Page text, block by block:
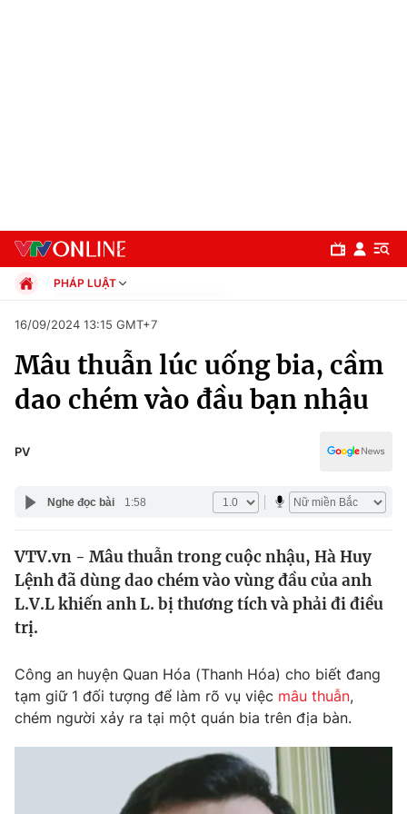
Chuyên mục
Chính trị
Y tế
Thế giới
Thế giới đó đây
Kinh tế
Tài chính
Thị trường
Góc doanh nghiệp
Dữ liệu và đời sống
PHÁP LUẬT
Xã hội
Pháp luật
Thể thao
Đời sống
Giáo dục
16/09/2024 13:15 GMT+7
Mâu thuẫn lúc uống bia, cầm
dao chém vào đầu bạn nhậu
PV
Nghe đọc bài 1:58
VTV.vn - Mâu thuẫn trong cuộc nhậu, Hà Huy
Lệnh đã dùng dao chém vào vùng đầu của anh
L.V.L khiến anh L. bị thương tích và phải đi điều
trị.
Công an huyện Quan Hóa (Thanh Hóa) cho biết đang
tạm giữ 1 đối tượng để làm rõ vụ việc mâu thuẫn,
chém người xảy ra tại một quán bia trên địa bàn.